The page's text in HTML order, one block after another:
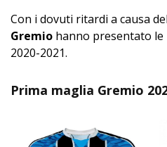
Con i dovuti ritardi a causa
Gremio hanno presentato
2020-2021.
Prima maglia Gremio